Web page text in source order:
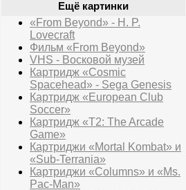
Ещё картинки
«From Beyond» - H. P.
Lovecraft
Фильм «From Beyond»
VHS - Восковой музей
Картридж «Cosmic
Spacehead» - Sega Genesis
Картридж «European Club
Soccer»
Картридж «T2: The Arcade
Game»
Картриджи «Mortal Kombat» и
«Sub-Terrania»
Картриджи «Columns» и «Ms.
Pac-Man»